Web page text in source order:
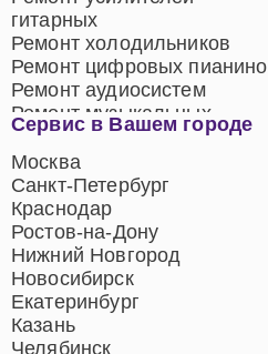
Сервис в Вашем городе
Москва
Санкт-Петербург
Краснодар
Ростов-на-Дону
Нижний Новгород
Новосибирск
Екатеринбург
Казань
Челябинск
гитарных
Ремонт холодильников
Ремонт цифровых пианино
Ремонт аудиосистем
Ремонт музыкальных
центров
Ремонт домашних
кинотеатров
Ремонт микрофонов
Ремонт акустических
систем